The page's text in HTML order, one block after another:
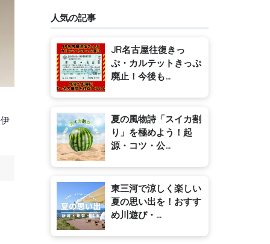
人気の記事
JR名古屋往復きっ
ぷ・カルテットきっぷ
廃止！今後も...
夏の風物詩「スイカ割
り」を極めよう！起
源・コツ・公...
東三河で涼しく楽しい
夏の思い出を！おすす
め川遊び・...